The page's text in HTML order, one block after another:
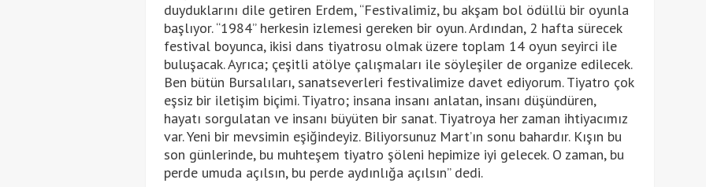
duyduklarını dile getiren Erdem, “Festivalimiz, bu akşam bol ödüllü bir oyunla
başlıyor. “1984” herkesin izlemesi gereken bir oyun. Ardından, 2 hafta sürecek
festival boyunca, ikisi dans tiyatrosu olmak üzere toplam 14 oyun seyirci ile
buluşacak. Ayrıca; çeşitli atölye çalışmaları ile söyleşiler de organize edilecek.
Ben bütün Bursalıları, sanatseverleri festivalimize davet ediyorum. Tiyatro çok
eşsiz bir iletişim biçimi. Tiyatro; insana insanı anlatan, insanı düşündüren,
hayatı sorgulatan ve insanı büyüten bir sanat. Tiyatroya her zaman ihtiyacımız
var. Yeni bir mevsimin eşiğindeyiz. Biliyorsunuz Mart’ın sonu bahardır. Kışın bu
son günlerinde, bu muhteşem tiyatro şöleni hepimize iyi gelecek. O zaman, bu
perde umuda açılsın, bu perde aydınlığa açılsın” dedi.